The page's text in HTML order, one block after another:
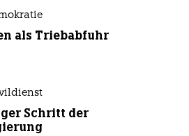
als Triebabfuhr
Schritt der